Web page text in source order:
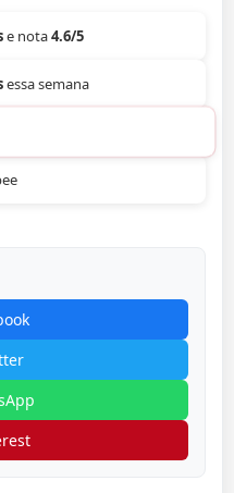
e nota4.6/5
essa semana